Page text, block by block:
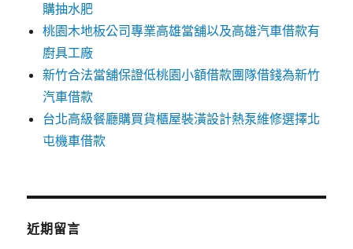
購抽水肥
桃園木地板公司專業高雄當舖以及高雄汽車借款有
廚具工廠
新竹合法當舖保證低桃園小額借款團隊借錢為新竹
汽車借款
台北高級餐廳購買貨櫃屋裝潢設計熱泵維修選擇北
屯機車借款
近期留言